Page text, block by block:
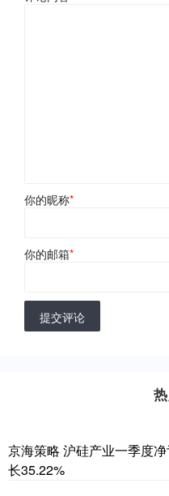
你的昵称*
你的邮箱*
提交评论
京海策略 沪硅产业一季度
长35.22%